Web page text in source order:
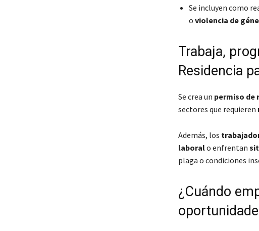
Se incluyen como
o violencia de
Trabaja,
Residencia
Se crea un permiso de
sectores que requieren
Además, los
laboralo enfrentan
plaga o condiciones
¿Cuándo